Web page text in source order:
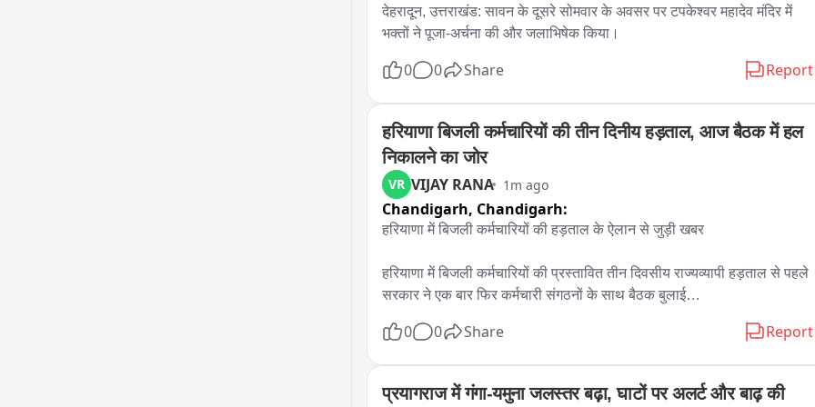
देहरादून, उत्तराखंड: सावन के दूसरे सोमवार के अवसर पर टपकेश्वर महादेव मंदिर में
भक्तों ने पूजा-अर्चना की और जलाभिषेक किया।
0 0 Share Report
हरियाणा बिजली कर्मचारियों की तीन दिनीय हड़ताल, आज बैठक में हल
निकालने का जोर
VR VIJAY RANA 1m ago
Chandigarh, Chandigarh:
हरियाणा में बिजली कर्मचारियों की हड़ताल के ऐलान से जुड़ी खबर
हरियाणा में बिजली कर्मचारियों की प्रस्तावित तीन दिवसीय राज्यव्यापी हड़ताल से पहले
सरकार ने एक बार फिर कर्मचारी संगठनों के साथ बैठक बुलाई
सरकार और कर्मचारी नेताओं के बीच आज दोपहर 12 बजे हरियाणा सिविल सचिवालय
बैठक की अध्यक्षता हरियाणा के ऊर्जा मंत्री अनिल विज करेंगे
बैठक में हरियाणा बिजली कर्मचारी एवं इंजीनियर संयुक्त संघर्ष मोर्चा के प्रतिनिधि और
0 0 Share Report
प्रयागराज में गंगा-यमुना जलस्तर बढ़ा, घाटों पर अलर्ट और बाढ़ की